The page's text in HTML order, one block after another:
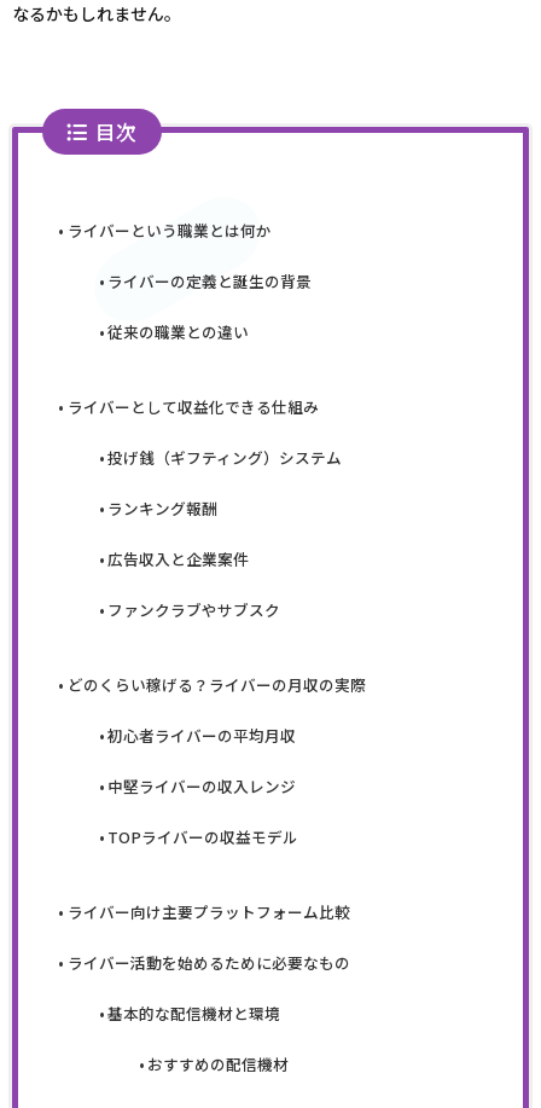
なるかもしれません。
目次
ライバーという職業とは何か
ライバーの定義と誕生の背景
従来の職業との違い
ライバーとして収益化できる仕組み
投げ銭（ギフティング）システム
ランキング報酬
広告収入と企業案件
ファンクラブやサブスク
どのくらい稼げる？ライバーの月収の実際
初心者ライバーの平均月収
中堅ライバーの収入レンジ
TOPライバーの収益モデル
ライバー向け主要プラットフォーム比較
ライバー活動を始めるために必要なもの
基本的な配信機材と環境
おすすめの配信機材